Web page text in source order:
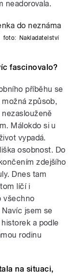
neadorovala.
foto:
Nakladatelství
fascinovalo?
příběhu se
způsob,
Málokdo si u
vypadá.
osobnost. Do
zdejšího
Dnes tam
líčí i
všechno
jsem se
a podle
rodinu
na situaci,